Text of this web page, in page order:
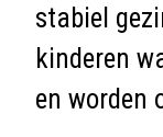
stabiel
kinderen
en worden